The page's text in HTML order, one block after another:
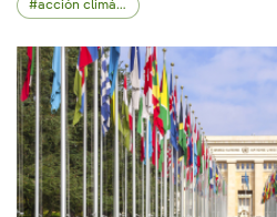
acción climática